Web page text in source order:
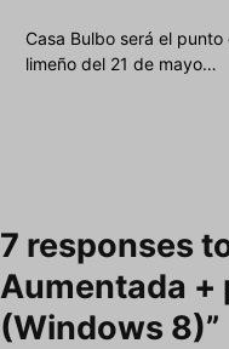
Casa Bulbo será el
limeño del 21 de mayo…
7 responses
Aumentada +
(Windows 8)”